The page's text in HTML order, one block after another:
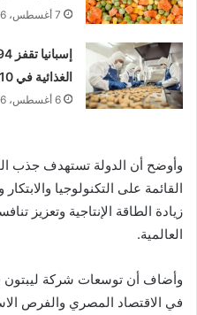
7 أغسطس، 2026
الغذائية في 10 أسواق رئيسية
6 أغسطس، 2026
وأوضح أن الدولة تستهدف جذب
القائمة على التكنولوجيا
زيادة الطاقة الإنتاجية وتعزيز
العالمية.
وأضاف أن توسعات شركة ليبتون
في الاقتصاد المصري والفرص